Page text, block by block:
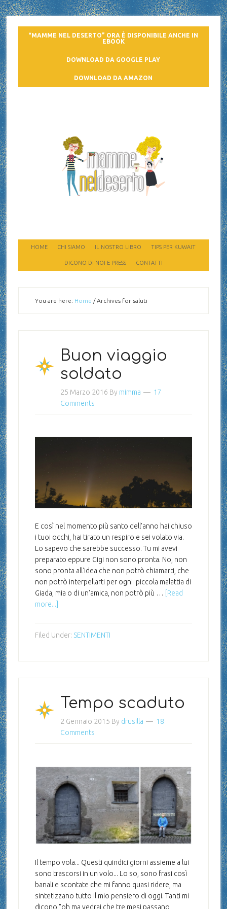
“MAMME NEL DESERTO” ORA È DISPONIBILE ANCHE IN
EBOOK
DOWNLOAD DA GOOGLE PLAY
DOWNLOAD DA AMAZON
HOME CHI SIAMO IL NOSTRO LIBRO TIPS PER KUWAIT
DICONO DI NOI E PRESS CONTATTI
You are here: Home /Archives for saluti
Buon viaggio
soldato
25 Marzo 2016 By mimma
17
Comments
E così nel momento più santo dell'anno hai chiuso
i tuoi occhi, hai tirato un respiro e sei volato via.
Lo sapevo che sarebbe successo. Tu mi avevi
preparato eppure Gigi non sono pronta. No, non
sono pronta all'idea che non potrò chiamarti, che
non potrò interpellarti per ogni piccola malattia di
Giada, mia o di un'amica, non potrò più …
[Read
more...]
Filed Under: SENTIMENTI
Tempo scaduto
2 Gennaio 2015 By drusilla
18
Comments
Il tempo vola... Questi quindici giorni assieme a lui
sono trascorsi in un volo... Lo so, sono frasi così
banali e scontate che mi fanno quasi ridere, ma
sintetizzano tutto il mio pensiero di oggi. Tanti mi
dicono "oh ma vedrai che tre mesi passano